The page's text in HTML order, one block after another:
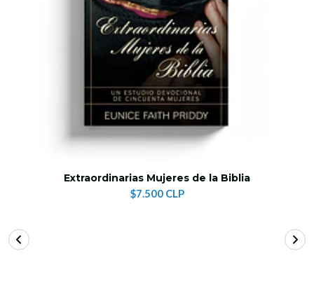
Extraordinarias Mujeres de la Biblia
$7.500 CLP